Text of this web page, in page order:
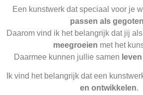
Een kunstwerk dat speciaal voor je
passen als gegoten
Daarom vind ik het belangrijk dat jij
meegroeien met het
Daarmee kunnen jullie samen
Ik vind het belangrijk dat een
en ontwikkelen.